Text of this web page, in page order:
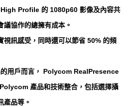
Profile 的 1080p60 影像及內容共
議協作的總擁有成本。
視訊感受，同時還可以節省 50% 的頻
用戶而言， Polycom RealPresence
產品和技術整合，包括選擇攝
產品等。